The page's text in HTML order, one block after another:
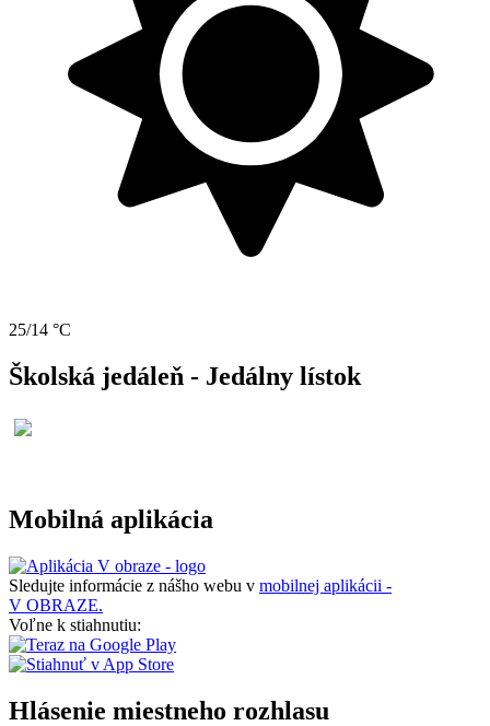
25/14 °C
Školská jedáleň - Jedálny lístok
Mobilná aplikácia
Sledujte informácie z nášho webu v mobilnej aplikácii -
V OBRAZE.
Voľne k stiahnutiu:
Hlásenie miestneho rozhlasu